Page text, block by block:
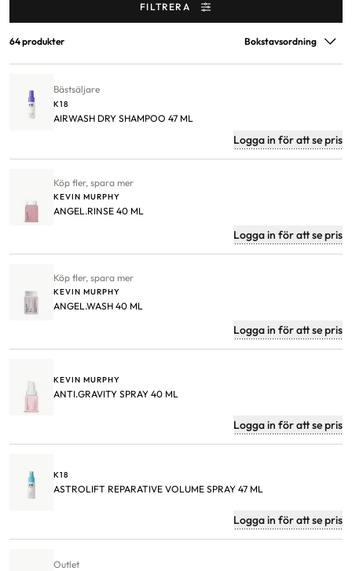
FILTRERA
64 produkter
Bästsäljare
K18
AIRWASH DRY SHAMPOO 47 ML
Logga in för att se pris
Köp fler, spara mer
KEVIN MURPHY
ANGEL.RINSE 40 ML
Logga in för att se pris
Köp fler, spara mer
KEVIN MURPHY
ANGEL.WASH 40 ML
Logga in för att se pris
KEVIN MURPHY
ANTI.GRAVITY SPRAY 40 ML
Logga in för att se pris
K18
ASTROLIFT REPARATIVE VOLUME SPRAY 47 ML
Logga in för att se pris
Outlet